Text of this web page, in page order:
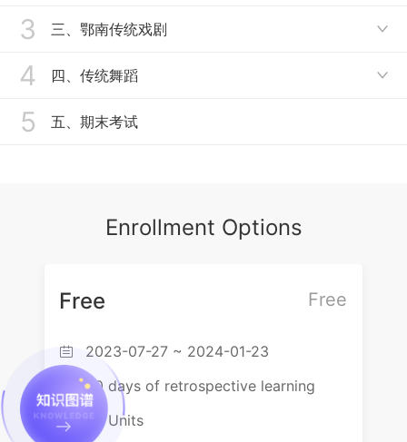
2.1.1 鄂南民歌概述、发展史
2.1.3鄂南民歌代表作（1）
2.2.3呜嘟的基本特征与乐器法
2.2.4呜嘟的主要传承人简介
2.2.5呜嘟作品赏析
2.3.1 赤壁脚盆鼓的历史渊源
3 三、鄂南传统戏剧 
3.1.1崇阳提琴戏概述、提琴释名
3.1.5 崇阳提琴戏的主要唱腔（2）哀调
3.1.9 崇阳提琴戏的主要腔调（6）拖子、小调
3.2.1 通山采茶戏概述、发展史
3.2.2 通山采茶戏的艺术特点
4 四、传统舞蹈 
4.1.1 通城拍打舞的概述
5 五、期末考试
Enrollment Options
Free
Free
 2023-07-27 ~ 2024-01-23
60 days of retrospective learning
 56 Units